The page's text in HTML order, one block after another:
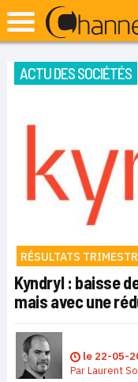
ACTU DES SOCIÉTÉS
RÉSULTATS
Kyndryl : baisse
mais avec une
le 22-05-
ParLaurent